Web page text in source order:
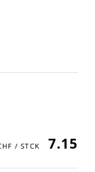
7.15